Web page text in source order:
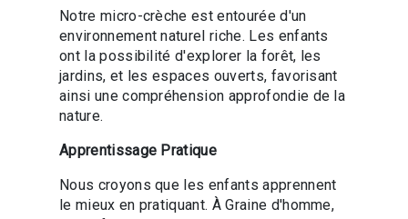
Notre micro-crèche est entourée d'un
environnement naturel riche. Les enfants
ont la possibilité d'explorer la forêt, les
jardins, et les espaces ouverts, favorisant
ainsi une compréhension approfondie de la
nature.
Apprentissage Pratique
Nous croyons que les enfants apprennent
le mieux en pratiquant. À Graine d'homme,